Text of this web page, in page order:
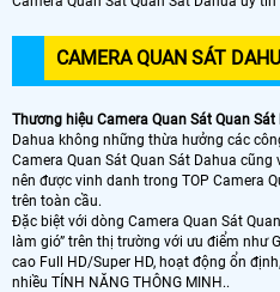
CAMERA QUAN SÁT
Thương hiệu Camera Quan Sát Quan
Dahua không những thừa hưởng các
Camera Quan Sát Quan Sát Dahua
nên được vinh danh trong TOP Camera
trên toàn cầu.
Đặc biệt với dòng Camera Quan Sát
làm gió” trên thị trường với ưu điểm như
cao Full HD/Super HD, hoạt động ổn
nhiều TÍNH NĂNG THÔNG MINH..